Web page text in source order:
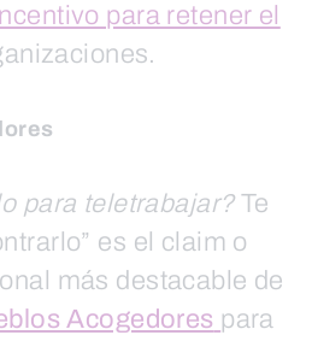
para retener el
para teletrabajar?Te
es el claim o
más destacable de
Acogedores para